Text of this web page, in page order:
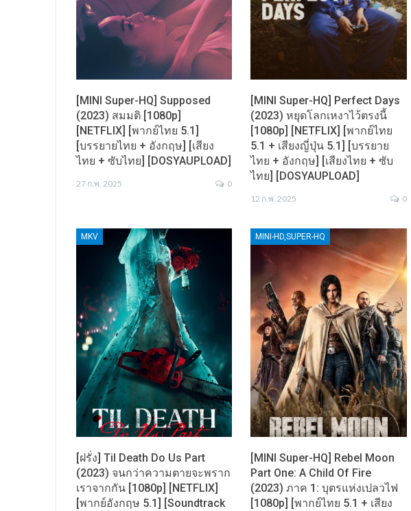
[MINI Super-HQ] Supposed
(2023) สมมติ [1080p]
[NETFLIX] [พากย์ไทย 5.1]
[บรรยายไทย + อังกฤษ] [เสียง
ไทย + ซับไทย] [DOSYAUPLOAD]
27 ก.พ. 2025 0
[MINI Super-HQ] Perfect Days
(2023) หยุดโลกเหงาไว้ตรงนี้
[1080p] [NETFLIX] [พากย์ไทย
5.1 + เสียงญี่ปุ่น 5.1] [บรรยาย
ไทย + อังกฤษ] [เสียงไทย + ซับ
ไทย] [DOSYAUPLOAD]
12 ก.พ. 2025 0
MKV
[ฝรั่ง] Til Death Do Us Part
(2023) จนกว่าความตายจะพราก
เราจากกัน [1080p] [NETFLIX]
[พากย์อังกฤษ 5.1] [Soundtrack
MINI-HD,SUPER-HQ
[MINI Super-HQ] Rebel Moon
Part One: A Child Of Fire
(2023) ภาค 1: บุตรแห่งเปลวไฟ
[1080p] [พากย์ไทย 5.1 + เสียง